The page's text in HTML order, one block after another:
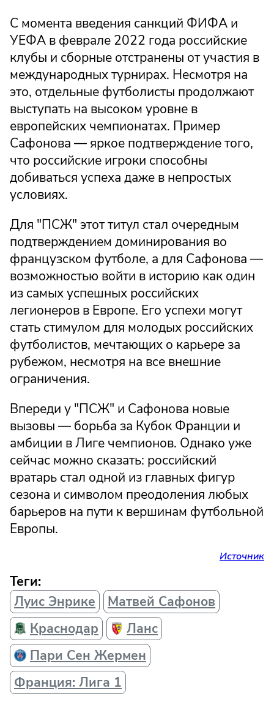
С момента введения санкций ФИФА и
УЕФА в феврале 2022 года российские
клубы и сборные отстранены от участия в
международных турнирах. Несмотря на
это, отдельные футболисты продолжают
выступать на высоком уровне в
европейских чемпионатах. Пример
Сафонова — яркое подтверждение того,
что российские игроки способны
добиваться успеха даже в непростых
условиях.
Для "ПСЖ" этот титул стал очередным
подтверждением доминирования во
французском футболе, а для Сафонова —
возможностью войти в историю как один
из самых успешных российских
легионеров в Европе. Его успехи могут
стать стимулом для молодых российских
футболистов, мечтающих о карьере за
рубежом, несмотря на все внешние
ограничения.
Впереди у "ПСЖ" и Сафонова новые
вызовы — борьба за Кубок Франции и
амбиции в Лиге чемпионов. Однако уже
сейчас можно сказать: российский
вратарь стал одной из главных фигур
сезона и символом преодоления любых
барьеров на пути к вершинам футбольной
Европы.
Источник
Теги:
Луис Энрике
Матвей Сафонов
Краснодар
Ланс
Пари Сен Жермен
Франция: Лига 1